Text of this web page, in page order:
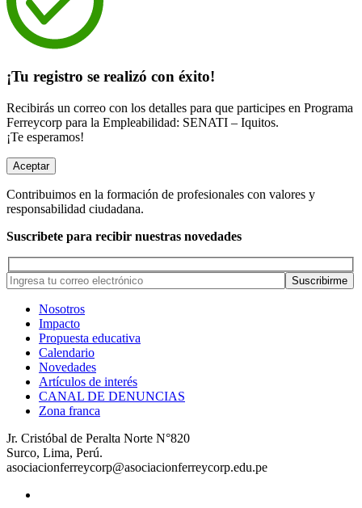
¡Tu registro se realizó con éxito!
Recibirás un correo con los detalles para que participes en Programa
Ferreycorp para la Empleabilidad: SENATI – Iquitos.
¡Te esperamos!
Aceptar
Contribuimos en la formación de profesionales con valores y
responsabilidad ciudadana.
Suscribete para recibir nuestras novedades
Nosotros
Impacto
Propuesta educativa
Calendario
Novedades
Artículos de interés
CANAL DE DENUNCIAS
Zona franca
Jr. Cristóbal de Peralta Norte N°820
Surco, Lima, Perú.
asociacionferreycorp@asociacionferreycorp.edu.pe